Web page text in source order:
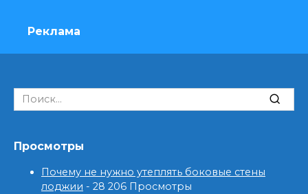
Реклама
Search
for:
Просмотры
Почему не нужно утеплять боковые стены
лоджии - 28 206 Просмотры